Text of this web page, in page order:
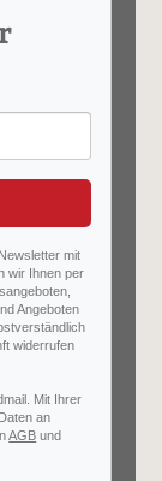
mit
wir Ihnen per
Angeboten
widerrufen
Mit Ihrer
an
AGB und